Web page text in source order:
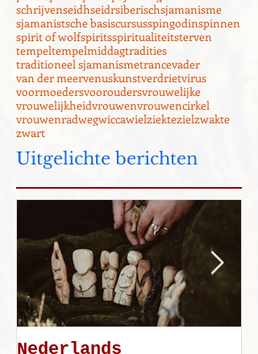
openbaringoud europapaardenperchtapijn
poeziepoëzieprozapsychologierouwsamen
schrijvenseidhseidrsiberischsjamanisme
sjamanistsche basiscursusspingodin
spirit of wolfspiritsspiritualiteitsterven
tempeltempelmiddagtradities
traditioneel sjamanismetrancevader
van der meervenuskunstverdrietvirus
voormoedersvooroudersvrouwelijke
vrouwelijkheid
vrouwenrad weg wicca wielziekte ziel
zwart
Uitgelichte berichten